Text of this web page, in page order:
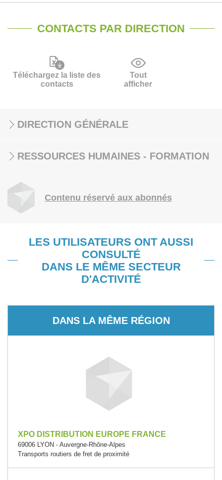
CONTACTS PAR DIRECTION
Téléchargez la liste des
contacts
Tout
afficher
DIRECTION GÉNÉRALE
RESSOURCES HUMAINES - FORMATION
Contenu réservé aux abonnés
LES UTILISATEURS ONT AUSSI
CONSULTÉ
DANS LE MÊME SECTEUR
D'ACTIVITÉ
DANS LA MÊME RÉGION
XPO DISTRIBUTION EUROPE FRANCE
69006 LYON - Auvergne-Rhône-Alpes
Transports routiers de fret de proximité